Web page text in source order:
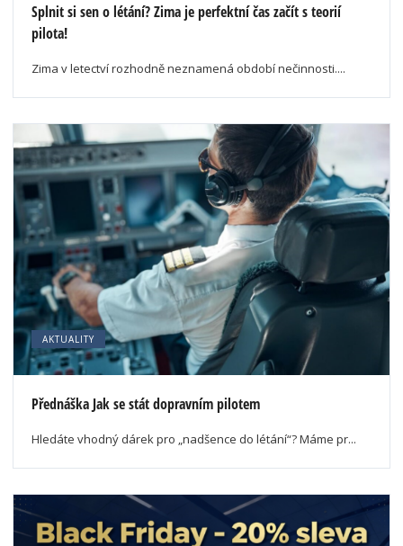
Splnit si sen o létání? Zima je perfektní čas začít s teorií
pilota!
Zima v letectví rozhodně neznamená období nečinnosti....
AKTUALITY
Přednáška Jak se stát dopravním pilotem
Hledáte vhodný dárek pro „nadšence do létání“? Máme pr...